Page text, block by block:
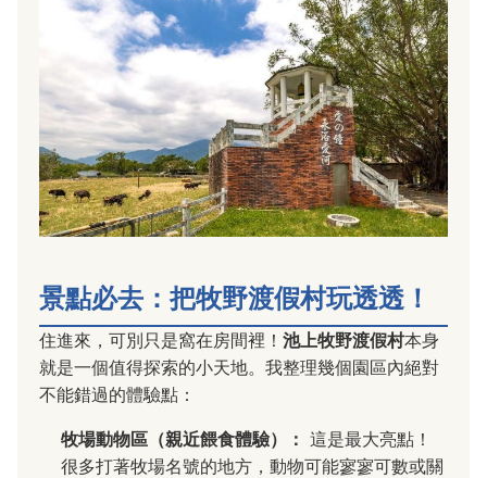
景點必去：把牧野渡假村玩透透！
住進來，可別只是窩在房間裡！ 池上牧野渡假村本身
就是一個值得探索的小天地。我整理幾個園區內絕對
不能錯過的體驗點：
牧場動物區（親近餵食體驗）： 這是最大亮點！
很多打著牧場名號的地方，動物可能寥寥可數或關